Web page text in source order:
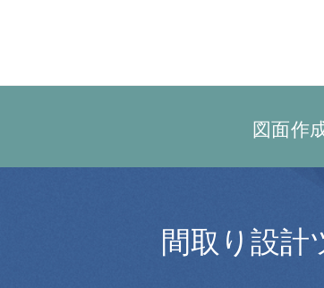
図面作
間取り設計